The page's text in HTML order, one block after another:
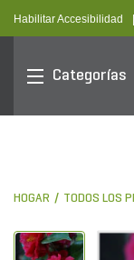
Habilitar Accesibilidad
Categorías
HOGAR TODOS LOS